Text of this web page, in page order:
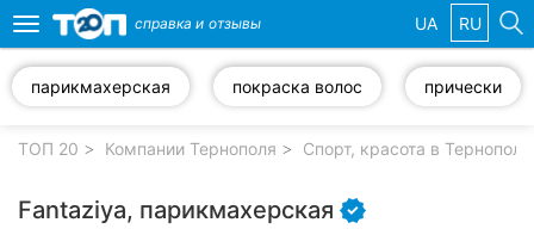
компании
Toggle
navigation
справка и отзывы UA RU
парикмахерская покраска волос прически
ТОП 20 Компании Тернополя Спорт, красота в Тернополе
Fantaziya, парикмахерская